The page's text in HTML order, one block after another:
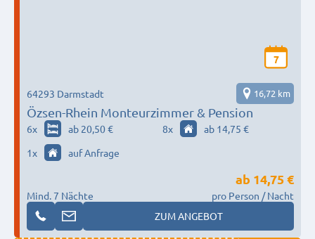
7
Özsen-Rhein Monteurzimmer & Pension
64293 Darmstadt 16,72 km
6x ab 20,50 € 8x
ab 14,75 €
1x auf Anfrage
Mind. 7 Nächte
ab 14,75 €
pro Person / Nacht
ZUM ANGEBOT